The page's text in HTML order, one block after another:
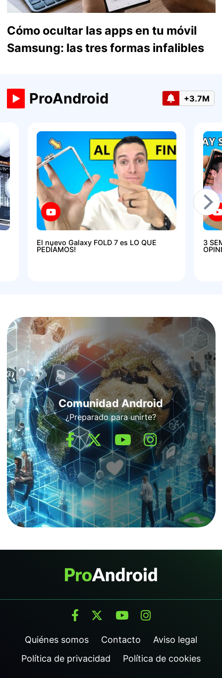
Cómo ocultar las apps en tu móvil
Samsung: las tres formas infalibles
ProAndroid +3.7M
El nuevo Galaxy FOLD 7 es LO QUE
PEDÍAMOS!
3
Comunidad Android
¿Preparado para unirte?
Quiénes somos Contacto
Aviso legal
Política de privacidad
Política de cookies